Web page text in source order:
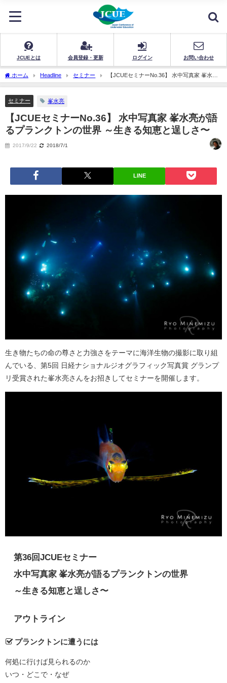
JCUEとは 会員登録・更新 ログイン お問い合わせ
ホーム Headline セミナー
【JCUEセミナーNo.36】 水中写真家 峯水亮
が語るプランクトンの世界 ～生きる知恵と逞しさ〜
セミナー 峯水亮
【JCUEセミナーNo.36】 水中写真家 峯水亮が語
るプランクトンの世界 ～生きる知恵と逞しさ〜
2017/9/22 2018/7/1
LINE
生き物たちの命の尊さと力強さをテーマに海洋生物の撮影に取り組
んでいる、第5回 日経ナショナルジオグラフィック写真賞 グランプ
リ受賞された峯水亮さんをお招きしてセミナーを開催します。
第36回JCUEセミナー
水中写真家 峯水亮が語るプランクトンの世界
～生きる知恵と逞しさ〜
アウトライン
プランクトンに遭うには
何処に行けば見られるのか
いつ・どこで・なぜ